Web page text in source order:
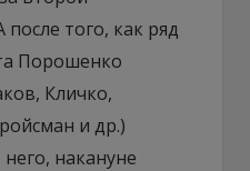
после того, как ряд
Порошенко
Кличко,
и др.)
накануне